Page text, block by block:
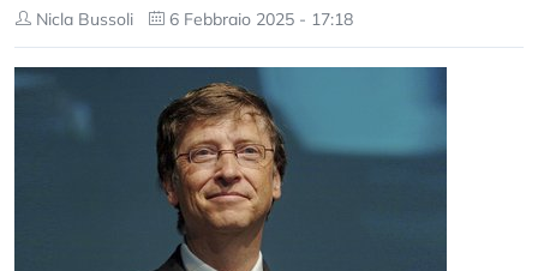
Nicla Bussoli 6 Febbraio 2025 - 17:18